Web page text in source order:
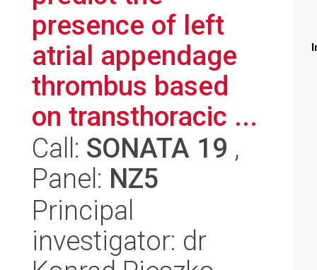
presence of left
atrial appendage
thrombus based
on transthoracic ...
Call: SONATA 19 ,
Panel: NZ5
Principal
investigator: dr